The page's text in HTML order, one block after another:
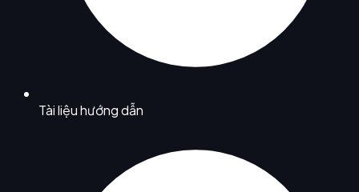
Tài liệu hướng dẫn